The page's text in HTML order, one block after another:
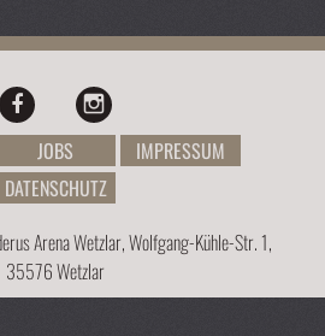
JOBS
IMPRESSUM
DATENSCHUTZ
Arena Wetzlar, Wolfgang-Kühle-Str. 1,
35576 Wetzlar